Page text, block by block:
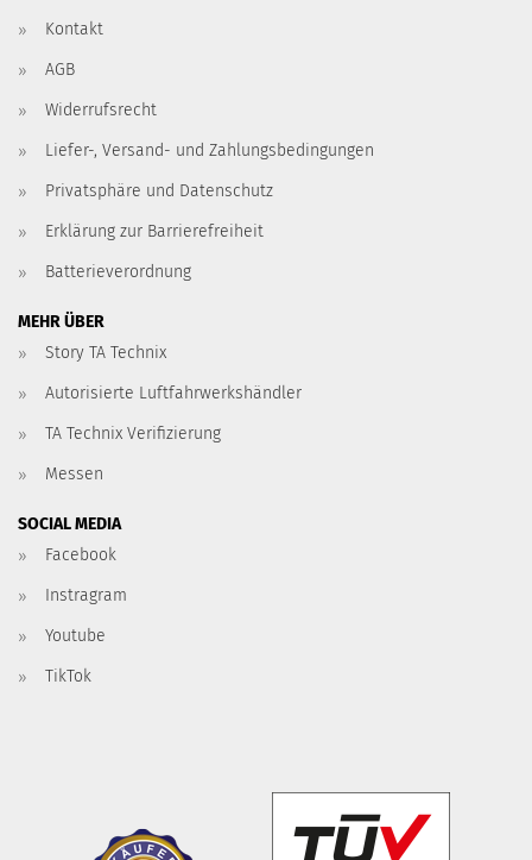
Kontakt
AGB
Widerrufsrecht
Liefer-, Versand- und Zahlungsbedingungen
Privatsphäre und Datenschutz
Erklärung zur Barrierefreiheit
Batterieverordnung
MEHR ÜBER
Story TA Technix
Autorisierte Luftfahrwerkshändler
TA Technix Verifizierung
Messen
SOCIAL MEDIA
Facebook
Instragram
Youtube
TikTok